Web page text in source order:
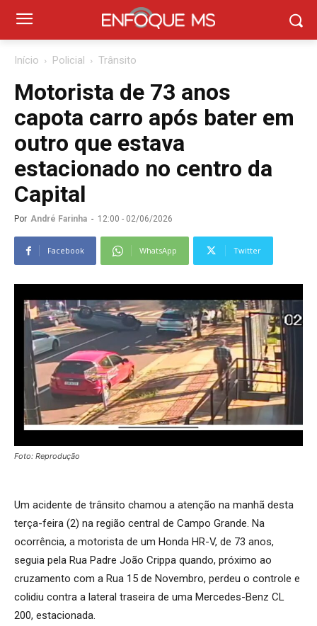
Início Policial Trânsito
Motorista de 73 anos
capota carro após bater em
outro que estava
estacionado no centro da
Capital
Por André Farinha - 12:00 - 02/06/2026
Facebook WhatsApp Twitter
Foto: Reprodução
Um acidente de trânsito chamou a atenção na manhã desta
terça-feira (2) na região central de Campo Grande. Na
ocorrência, a motorista de um Honda HR-V, de 73 anos,
seguia pela Rua Padre João Crippa quando, próximo ao
cruzamento com a Rua 15 de Novembro, perdeu o controle e
colidiu contra a lateral traseira de uma Mercedes-Benz CL
200, estacionada.